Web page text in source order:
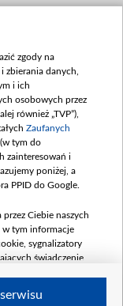
350
2025
(wpłata
8
zgody na
zbierania danych,
i ich
osobowych przez
również „TVP”),
Zaufanych
tym do
zainteresowań i
poniżej, a
PPID do Google.
Ciebie naszych
w tym informacje
sygnalizatory
świadczenie